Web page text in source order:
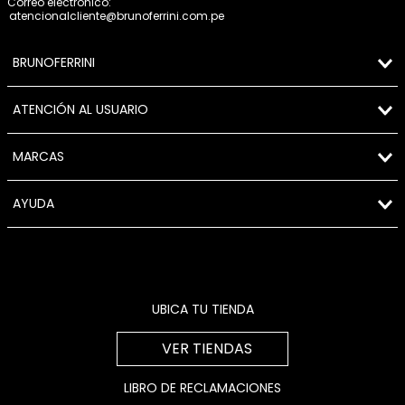
atencionalcliente@brunoferrini.com.pe
BRUNOFERRINI
ATENCIÓN AL USUARIO
MARCAS
AYUDA
UBICA TU TIENDA
VER TIENDAS
LIBRO DE RECLAMACIONES